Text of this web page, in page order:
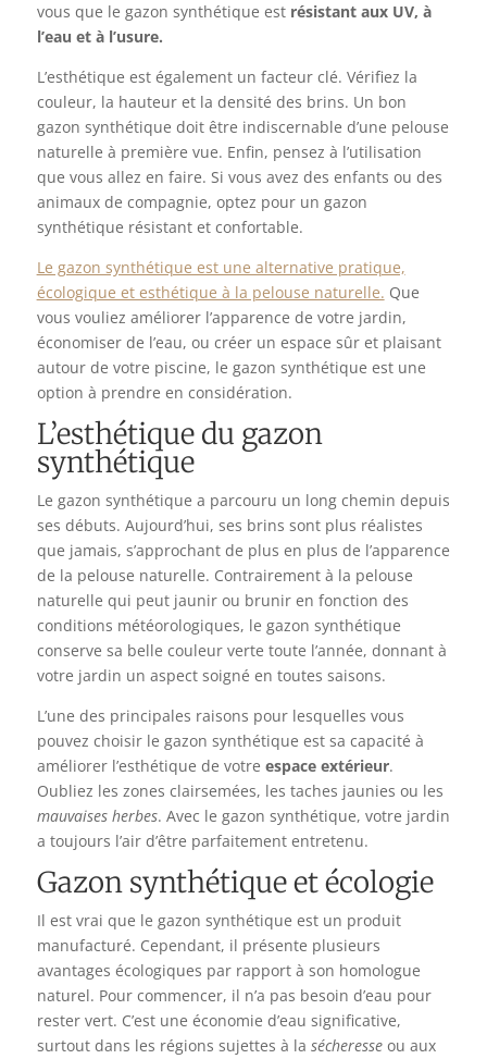
vous que le gazon synthétique est résistant aux UV, à
l’eau et à l’usure.
L’esthétique est également un facteur clé. Vérifiez la
couleur, la hauteur et la densité des brins. Un bon
gazon synthétique doit être indiscernable d’une pelouse
naturelle à première vue. Enfin, pensez à l’utilisation
que vous allez en faire. Si vous avez des enfants ou des
animaux de compagnie, optez pour un gazon
synthétique résistant et confortable.
Le gazon synthétique est une alternative pratique,
écologique et esthétique à la pelouse naturelle. Que
vous vouliez améliorer l’apparence de votre jardin,
économiser de l’eau, ou créer un espace sûr et plaisant
autour de votre piscine, le gazon synthétique est une
option à prendre en considération.
L’esthétique du gazon
synthétique
Le gazon synthétique a parcouru un long chemin depuis
ses débuts. Aujourd’hui, ses brins sont plus réalistes
que jamais, s’approchant de plus en plus de l’apparence
de la pelouse naturelle. Contrairement à la pelouse
naturelle qui peut jaunir ou brunir en fonction des
conditions météorologiques, le gazon synthétique
conserve sa belle couleur verte toute l’année, donnant à
votre jardin un aspect soigné en toutes saisons.
L’une des principales raisons pour lesquelles vous
pouvez choisir le gazon synthétique est sa capacité à
améliorer l’esthétique de votre espace extérieur.
Oubliez les zones clairsemées, les taches jaunies ou les
mauvaises herbes. Avec le gazon synthétique, votre jardin
a toujours l’air d’être parfaitement entretenu.
Gazon synthétique et écologie
Il est vrai que le gazon synthétique est un produit
manufacturé. Cependant, il présente plusieurs
avantages écologiques par rapport à son homologue
naturel. Pour commencer, il n’a pas besoin d’eau pour
rester vert. C’est une économie d’eau significative,
surtout dans les régions sujettes à la sécheresse ou aux